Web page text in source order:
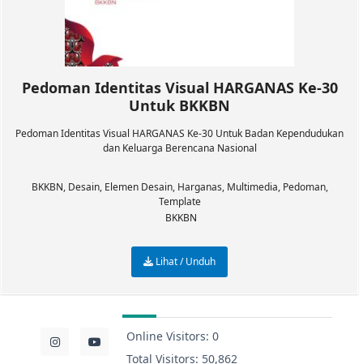
Pedoman Identitas Visual HARGANAS Ke-30
Untuk BKKBN
Pedoman Identitas Visual HARGANAS Ke-30 Untuk Badan Kependudukan
dan Keluarga Berencana Nasional
BKKBN, Desain, Elemen Desain, Harganas, Multimedia, Pedoman,
Template
BKKBN
Lihat / Unduh
Online Visitors:0
Total Visitors: 50,862